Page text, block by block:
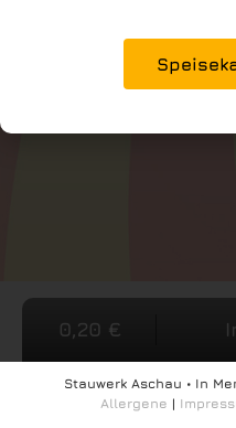
0,20 €
Stauwerk Aschau • In
Allergene |